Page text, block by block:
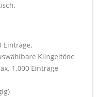
Einträge,
Klingeltöne
1.000 Einträge